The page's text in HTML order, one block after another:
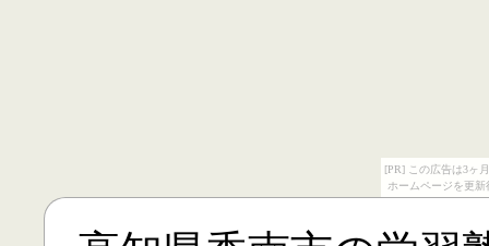
[PR] この広告は3ヶ
ホームページを更